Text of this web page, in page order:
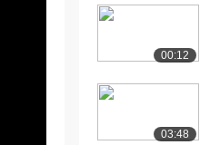
00:12
03:48